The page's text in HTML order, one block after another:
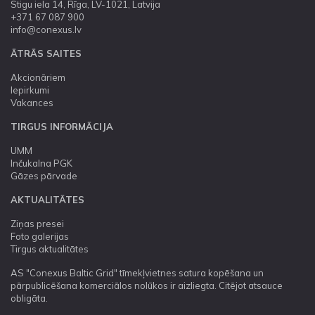
Stigu iela 14, Rīga, LV-1021, Latvija
+371 67 087 900
info@conexus.lv
ĀTRĀS SAITES
Akcionāriem
Iepirkumi
Vakances
TIRGUS INFORMĀCIJA
UMM
Inčukalna PGK
Gāzes pārvade
AKTUALITĀTES
Ziņas presei
Foto galerijas
Tirgus aktualitātes
AS "Conexus Baltic Grid" tīmekļvietnes satura kopēšana un
pārpublicēšana komerciālos nolūkos ir aizliegta. Citējot atsauce
obligāta.